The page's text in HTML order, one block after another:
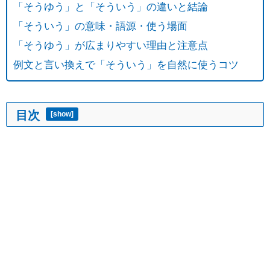
「そうゆう」と「そういう」の違いと結論
「そういう」の意味・語源・使う場面
「そうゆう」が広まりやすい理由と注意点
例文と言い換えで「そういう」を自然に使うコツ
目次 [show]